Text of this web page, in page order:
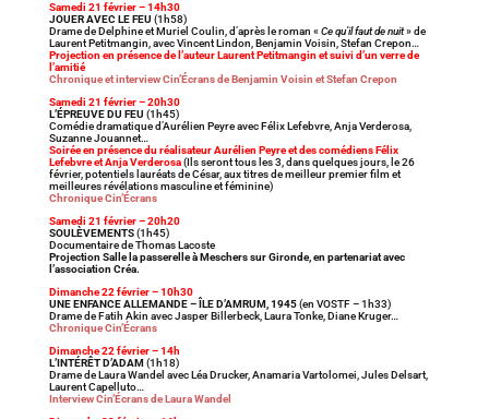
Samedi 21 février – 14h30
JOUER AVEC LE FEU (1h58)
Drame de Delphine et Muriel Coulin, d’après le roman «Ce qu’il faut de nuit» de
Laurent Petitmangin, avec Vincent Lindon, Benjamin Voisin, Stefan Crepon…
Projection en présence de l’auteur Laurent Petitmangin et suivi d’un verre de
l’amitié
Chronique et interview Cin’Écrans de Benjamin Voisin et Stefan Crepon
Samedi 21 février – 20h30
L’ÉPREUVE DU FEU (1h45)
Comédie dramatique d’Aurélien Peyre avec Félix Lefebvre, Anja Verderosa,
Suzanne Jouannet…
Soirée en présence du réalisateur Aurélien Peyre et des comédiens Félix
Lefebvre et Anja Verderosa(Ils seront tous les 3, dans quelques jours, le 26
février, potentiels lauréats de César, aux titres de meilleur premier film et
meilleures révélations masculine et féminine)
Chronique Cin’Écrans
Samedi 21 février – 20h20
SOULÈVEMENTS(1h45)
Documentaire de Thomas Lacoste
Projection Salle la passerelle à Meschers sur Gironde, en partenariat avec
l’association Créa.
Dimanche 22 février – 10h30
UNE ENFANCE ALLEMANDE – ÎLE D’AMRUM, 1945(en VOSTF – 1h33)
Drame de Fatih Akin avec Jasper Billerbeck, Laura Tonke, Diane Kruger…
Chronique Cin’Écrans
Dimanche 22 février – 14h
L’INTÉRÊT D’ADAM(1h18)
Drame de Laura Wandel avec Léa Drucker, Anamaria Vartolomei, Jules Delsart,
Laurent Capelluto…
Interview Cin’Écrans de Laura Wandel